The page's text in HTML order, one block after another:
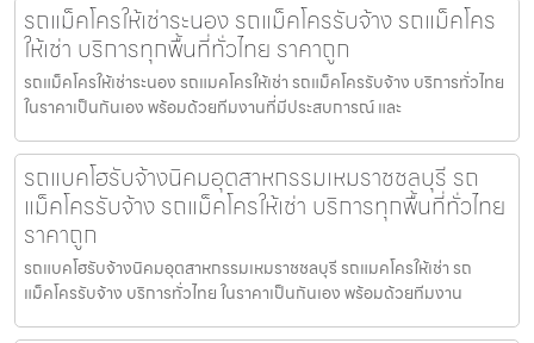
รถแม็คโครให้เช่าระนอง รถแม็คโครรับจ้าง รถแม็คโคร
ให้เช่า บริการทุกพื้นที่ทั่วไทย ราคาถูก
รถแม็คโครให้เช่าระนอง รถแมคโครให้เช่า รถแม็คโครรับจ้าง บริการทั่วไทย
ในราคาเป็นกันเอง พร้อมด้วยทีมงานที่มีประสบการณ์ และ
รถแบคโฮรับจ้างนิคมอุตสาหกรรมเหมราชชลบุรี รถ
แม็คโครรับจ้าง รถแม็คโครให้เช่า บริการทุกพื้นที่ทั่วไทย
ราคาถูก
รถแบคโฮรับจ้างนิคมอุตสาหกรรมเหมราชชลบุรี รถแมคโครให้เช่า รถ
แม็คโครรับจ้าง บริการทั่วไทย ในราคาเป็นกันเอง พร้อมด้วยทีมงาน